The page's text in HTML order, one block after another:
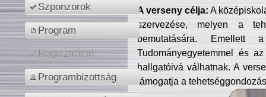
Szponzorok
Program
Regisztráció
Programbizottság
A verseny célja: A
szervezése, melyen a
bemutatására. Emellett
Tudományegyetemmel és
hallgatóivá válhatnak. A
támogatja a